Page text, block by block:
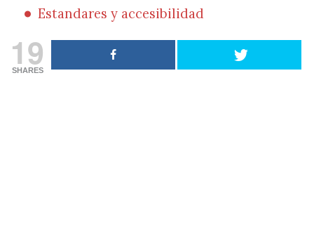
Estandares y accesibilidad
19
SHARES